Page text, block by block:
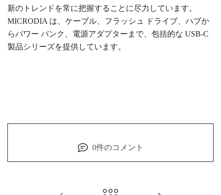
新のトレンドを常に把握することに尽力しています。
MICRODIA は、ケーブル、フラッシュ ドライブ、ハブか
らパワー バンク、電源アダプターまで、包括的な USB-C
製品シリーズを提供しています。
0件のコメント